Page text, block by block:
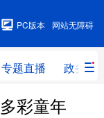
网站无障碍
PC版本
专题直播 政务信
彩童年